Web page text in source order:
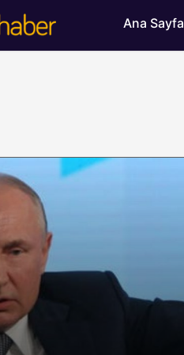
Ana Sayfa
BITCOIN HABERLERI